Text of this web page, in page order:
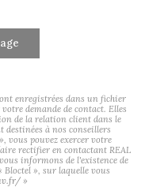
enregistrées dans un fichier
demande de contact. Elles
de la relation client dans le
destinées à nos conseillers
vous pouvez exercer votre
rectifier en contactant REAL
informons de l'existence de
», sur laquelle vous
»